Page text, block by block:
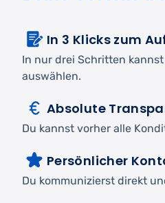
In 3 Klicks zum
In nur drei Schritten
auswählen.
Absolute
Du kannst vorher alle
Persönlicher
Du kommunizierst direkt